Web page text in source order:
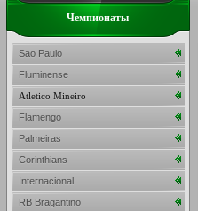
Чемпионаты
Sao Paulo
Fluminense
Atletico Mineiro
Flamengo
Palmeiras
Corinthians
Internacional
RB Bragantino